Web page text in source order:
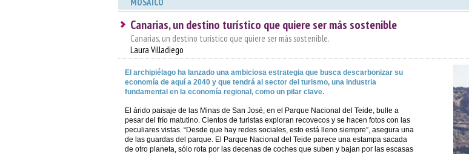
Canarias, un destino turístico que quiere ser más sostenible
Canarias, un destino turístico que quiere ser más sostenible.
Laura Villadiego
El archipiélago ha lanzado una ambiciosa estrategia que busca descarbonizar su
economía de aquí a 2040 y que tendrá al sector del turismo, una industria
fundamental en la economía regional, como un pilar clave.
El árido paisaje de las Minas de San José, en el Parque Nacional del Teide, bulle a
pesar del frío matutino. Cientos de turistas exploran recovecos y se hacen fotos con las
peculiares vistas. “Desde que hay redes sociales, esto está lleno siempre”, asegura una
de las guardas del parque. El Parque Nacional del Teide parece una estampa sacada
de otro planeta, sólo rota por las decenas de coches que suben y bajan por las escasas